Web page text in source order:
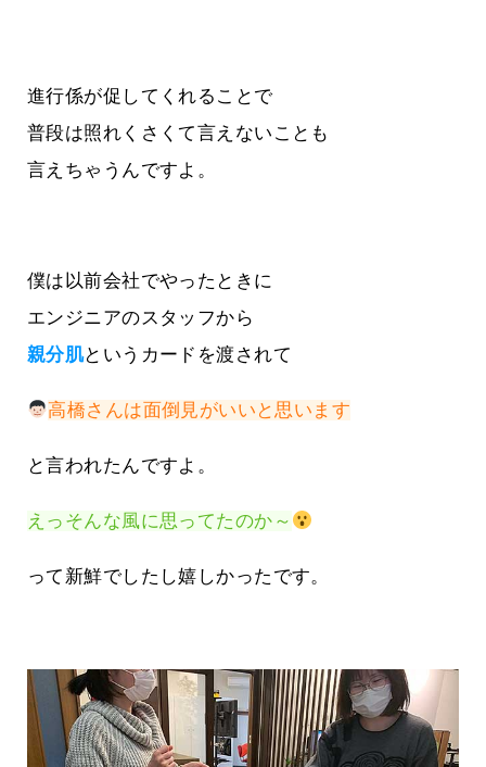
進行係が促してくれることで
普段は照れくさくて言えないことも
言えちゃうんですよ。
僕は以前会社でやったときに
エンジニアのスタッフから
親分肌というカードを渡されて
高橋さんは面倒見がいいと思います
と言われたんですよ。
えっそんな風に思ってたのか～
って新鮮でしたし嬉しかったです。